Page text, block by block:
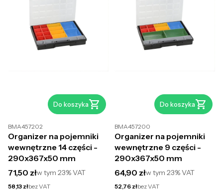
Do koszyka
BMA457202
Organizer na pojemniki
wewnętrzne 14 części -
290x367x50 mm
Cena brutto
71,50 złw tym 23%VAT
Cena netto
58,13 złbez VAT
Do koszyka
BMA457200
Organizer na pojemniki
wewnętrzne 9 części -
290x367x50 mm
Cena brutto
64,90 złw tym23%VAT
Cena netto
52,76 złbez VAT